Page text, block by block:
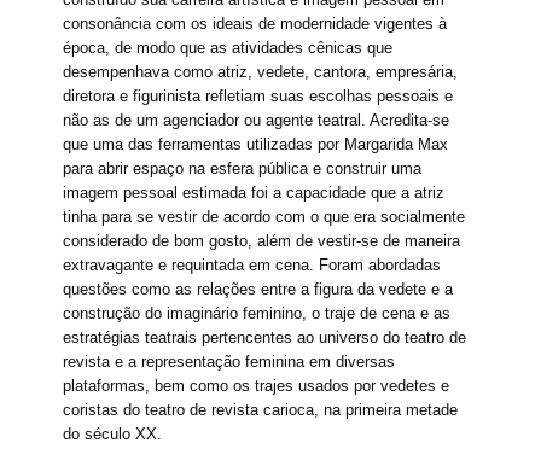
consonância com os ideais de modernidade vigentes à
época, de modo que as atividades cênicas que
desempenhava como atriz, vedete, cantora, empresária,
diretora e figurinista refletiam suas escolhas pessoais e
não as de um agenciador ou agente teatral. Acredita-se
que uma das ferramentas utilizadas por Margarida Max
para abrir espaço na esfera pública e construir uma
imagem pessoal estimada foi a capacidade que a atriz
tinha para se vestir de acordo com o que era socialmente
considerado de bom gosto, além de vestir-se de maneira
extravagante e requintada em cena. Foram abordadas
questões como as relações entre a figura da vedete e a
construção do imaginário feminino, o traje de cena e as
estratégias teatrais pertencentes ao universo do teatro de
revista e a representação feminina em diversas
plataformas, bem como os trajes usados por vedetes e
coristas do teatro de revista carioca, na primeira metade
do século XX.